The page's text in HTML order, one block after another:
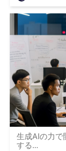
生成AIの力で
する...